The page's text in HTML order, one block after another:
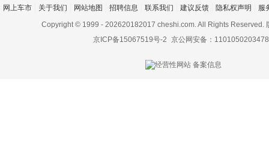
上传图片最多
网上车市 关于我们 网站地图 招聘信息 联系我们 建议反馈 隐私权声明
服
Copyright © 1999 - 202620182017 cheshi.com. All Rights Reserved.
京ICP备15067519号-2 京公网安备：